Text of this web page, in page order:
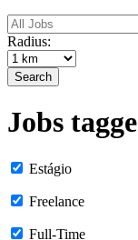
Radius:
Search
Jobs
Estágio
Freelance
Full-Time